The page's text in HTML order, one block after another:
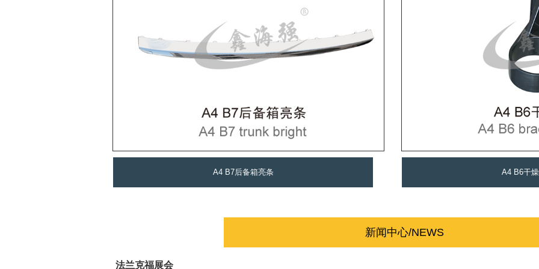
A4 B7后备箱亮条 A4 B6干
新闻中心/NEWS
法兰克福展会